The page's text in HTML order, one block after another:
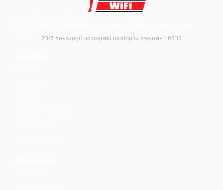
73/7 ซอยร่วมฤดี แขวงลุมพินี เขตปทุมวัน กรุงเทพฯ 10330